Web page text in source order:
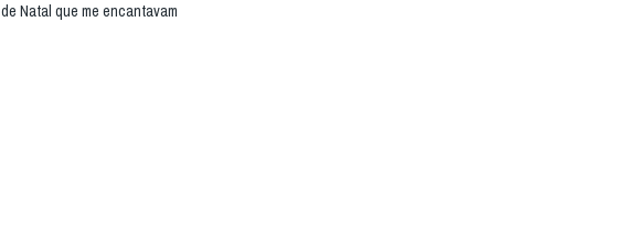
de Natal que me encantavam